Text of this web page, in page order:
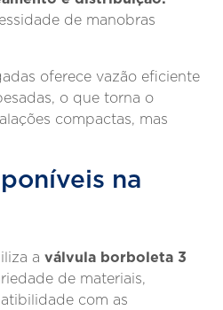
de manobras
oferece vazão eficiente
o que torna o
compactas, mas
na
aválvula borboleta 3
de materiais,
com as